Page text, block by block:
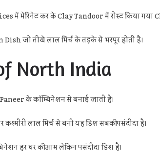
मेरिनेट कर के Clay Tandoor में रोस्ट किया गया
जो तीखे लाल मिर्च के तड़के से भरपूर होती है।
North India
के कॉम्बिनेशन से बनाई जाती है।
लाल मिर्च से बनी यह डिश सबकी पसंदीदा है।
हर घर की आम लेकिन पसंदीदा डिश है।